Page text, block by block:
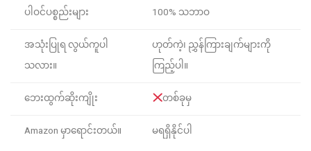
ပါဝင်ပစ္စည်းများ 100% သဘာဝ
အသုံးပြုရ လွယ်ကူပါ
သလား။
ဟုတ်ကဲ့၊ ညွှန်ကြားချက်များကို
ကြည့်ပါ။
ဘေးထွက်ဆိုးကျိုး တစ်ခုမှ
Amazon မှာရောင်းတယ်။ မရရှိနိုင်ပါ